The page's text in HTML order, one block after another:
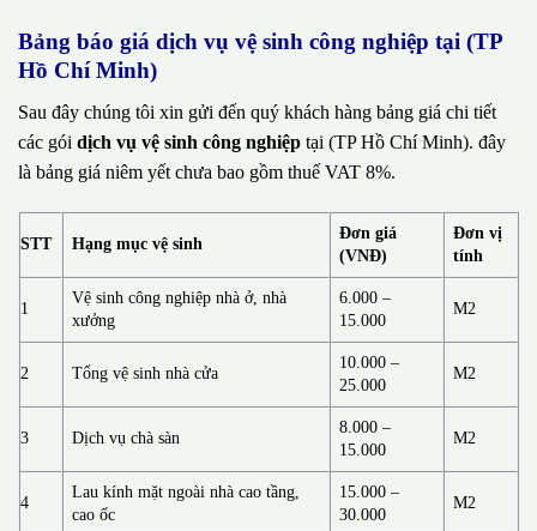
Bảng báo giá dịch vụ vệ sinh công nghiệp tại (TP
Hồ Chí Minh)
Sau đây chúng tôi xin gửi đến quý khách hàng bảng giá chi tiết
các gói dịch vụ vệ sinh công nghiệp tại (TP Hồ Chí Minh). đây
là bảng giá niêm yết chưa bao gồm thuế VAT 8%.
STT Hạng mục vệ sinh
Đơn giá
(VNĐ)
Đơn vị
tính
1
Vệ sinh công nghiệp nhà ở, nhà
xưởng
6.000 –
15.000
M2
2 Tổng vệ sinh nhà cửa
10.000 –
25.000
M2
3 Dịch vụ chà sàn
8.000 –
15.000
M2
4
Lau kính mặt ngoài nhà cao tầng,
cao ốc
15.000 –
30.000
M2